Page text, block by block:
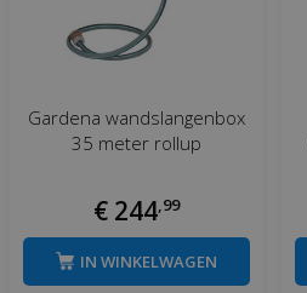
Gardena wandslangenbox
35 meter rollup
€ 244,99
IN WINKELWAGEN